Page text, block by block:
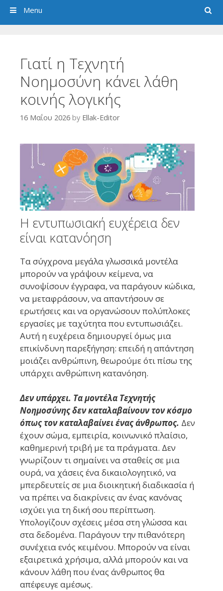
Search
Menu
Γιατί η Τεχνητή
Νοημοσύνη κάνει λάθη
κοινής λογικής
16 Μαΐου 2026 by Ellak-Editor
Η εντυπωσιακή ευχέρεια δεν
είναι κατανόηση
Τα σύγχρονα μεγάλα γλωσσικά μοντέλα
μπορούν να γράψουν κείμενα, να
συνοψίσουν έγγραφα, να παράγουν κώδικα,
να μεταφράσουν, να απαντήσουν σε
ερωτήσεις και να οργανώσουν πολύπλοκες
εργασίες με ταχύτητα που εντυπωσιάζει.
Αυτή η ευχέρεια δημιουργεί όμως μια
επικίνδυνη παρεξήγηση: επειδή η απάντηση
μοιάζει ανθρώπινη, θεωρούμε ότι πίσω της
υπάρχει ανθρώπινη κατανόηση.
Δεν υπάρχει. Τα μοντέλα Τεχνητής
Νοημοσύνης δεν καταλαβαίνουν τον κόσμο
όπως τον καταλαβαίνει ένας άνθρωπος. Δεν
έχουν σώμα, εμπειρία, κοινωνικό πλαίσιο,
καθημερινή τριβή με τα πράγματα. Δεν
γνωρίζουν τι σημαίνει να σταθείς σε μια
ουρά, να χάσεις ένα δικαιολογητικό, να
μπερδευτείς σε μια διοικητική διαδικασία ή
να πρέπει να διακρίνεις αν ένας κανόνας
ισχύει για τη δική σου περίπτωση.
Υπολογίζουν σχέσεις μέσα στη γλώσσα και
στα δεδομένα. Παράγουν την πιθανότερη
συνέχεια ενός κειμένου. Μπορούν να είναι
εξαιρετικά χρήσιμα, αλλά μπορούν και να
κάνουν λάθη που ένας άνθρωπος θα
απέφευγε αμέσως.